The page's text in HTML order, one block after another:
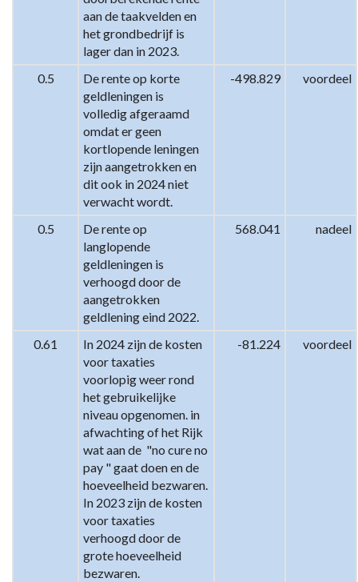
Verschillenanalyse
2023
aan de taakvelden en
het grondbedrijf is
lager dan in 2023.
0.5
De rente op korte
geldleningen is
volledig afgeraamd
omdat er geen
kortlopende leningen
zijn aangetrokken en
dit ook in 2024 niet
verwacht wordt.
-498.829 voordeel
0.5
De rente op
langlopende
geldleningen is
verhoogd door de
aangetrokken
geldlening eind 2022.
568.041 nadeel
0.61
In 2024 zijn de kosten
voor taxaties
voorlopig weer rond
het gebruikelijke
niveau opgenomen. in
afwachting of het Rijk
wat aan de  "no cure no
pay " gaat doen en de
hoeveelheid bezwaren.
In 2023 zijn de kosten
voor taxaties
verhoogd door de
grote hoeveelheid
bezwaren.
-81.224 voordeel